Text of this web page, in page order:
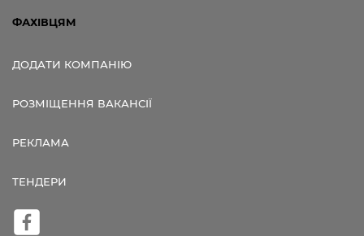
ФАХІВЦЯМ
ДОДАТИ КОМПАНІЮ
РОЗМІЩЕННЯ ВАКАНСІЇ
РЕКЛАМА
ТЕНДЕРИ